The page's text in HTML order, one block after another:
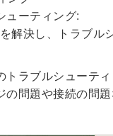
ューティング:
解決し、トラブル
トラブルシューティ
の問題や接続の問